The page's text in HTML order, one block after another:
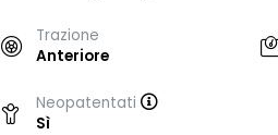
Trazione
Anteriore
Neopatentati
Sì